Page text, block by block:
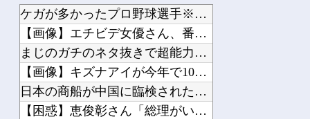
2026年夏アニメの感想を書き込むスレ
【ROBOT魂】 88,000のミーティアが二次も即完売なの大人気すぎる…
【朗報】 スプラトゥーンレイダースがガチの神ゲーすぎて世界中で大絶賛ｗｗｗｗｗｗ...
熱気こもる部屋。重なり合う身体。何も起こらないはずがなく……
【BF6】 SPMKPM相当低そうだけどキルレだけは高い奴
【ナイトレイン】 めっちゃ活躍してるバードが発見される
ケガが多かったプロ野球選手※多村仁志禁止他
【画像】エチビデ女優さん、番組の企画でハッスルしすぎてしまう...
まじのガチのネタ抜きで超能力一個貰えるならテレポーテーション...
【画像】キズナアイが今年で10周年ってマジ？wwwwwwww...
日本の商船が中国に臨検された場合は「台湾軍が対応」と台湾軍ト...
【困惑】恵俊彰さん「総理がいろんなところに足を運べばクーラー...